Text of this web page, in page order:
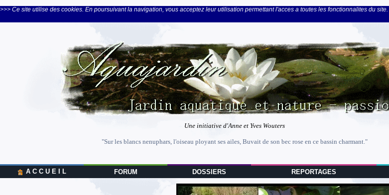
>>> Ce site utilise des cookies. En poursuivant la navigation, vous acceptez leur utilisation permettant l'acces a toutes les fonctionnalites du site.
Une initiative d'Anne et Yves Wouters
"Sur les blancs nenuphars, l'oiseau ployant ses ailes, Buvait de son bec rose en ce bassin charmant."
A C C U E I L FORUM DOSSIERS REPORTAGES